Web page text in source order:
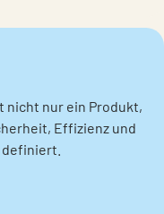
nicht nur ein Produkt,
Effizienz und